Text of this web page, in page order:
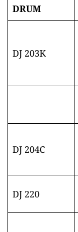
DRUM
DJ 203K
DJ 204C
DJ 220